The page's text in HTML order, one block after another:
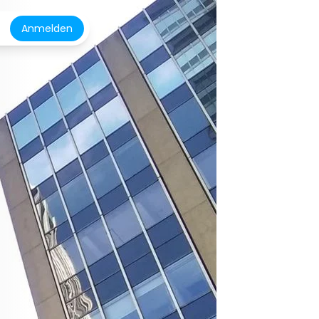
Anmelden